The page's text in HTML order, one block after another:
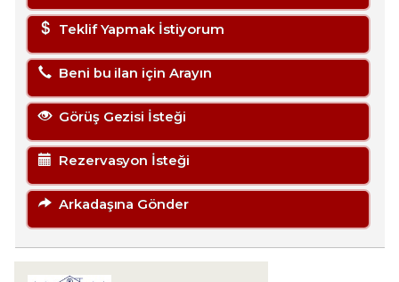
Teklif Yapmak İstiyorum
Beni bu ilan için Arayın
Görüş Gezisi İsteği
Rezervasyon İsteği
Arkadaşına Gönder